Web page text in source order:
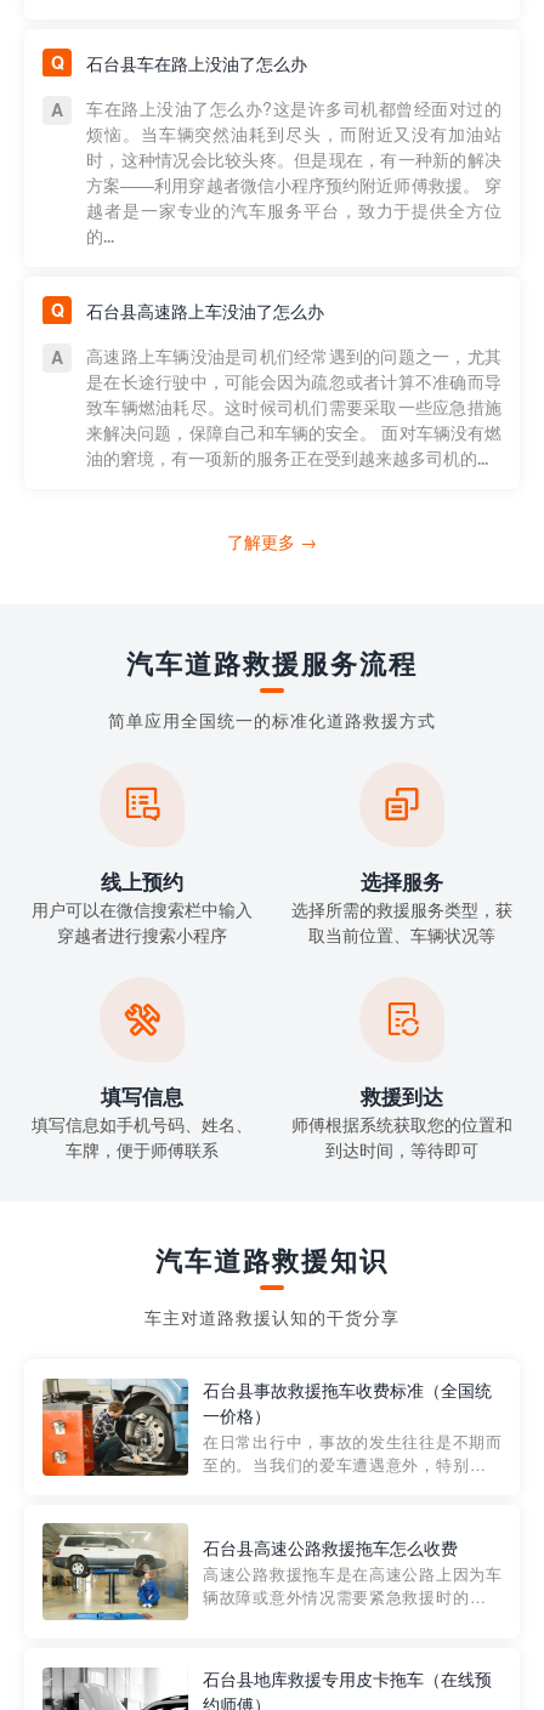
石台县车在路上没油了怎么办
车在路上没油了怎么办?这是许多司机都曾经面对过的
烦恼。当车辆突然油耗到尽头，而附近又没有加油站
时，这种情况会比较头疼。但是现在，有一种新的解决
方案——利用穿越者微信小程序预约附近师傅救援。 穿
越者是一家专业的汽车服务平台，致力于提供全方位
的...
石台县高速路上车没油了怎么办
高速路上车辆没油是司机们经常遇到的问题之一，尤其
是在长途行驶中，可能会因为疏忽或者计算不准确而导
致车辆燃油耗尽。这时候司机们需要采取一些应急措施
来解决问题，保障自己和车辆的安全。 面对车辆没有燃
油的窘境，有一项新的服务正在受到越来越多司机的...
了解更多 →
汽车道路救援服务流程
简单应用全国统一的标准化道路救援方式

线上预约
用户可以在微信搜索栏中输入
穿越者进行搜索小程序

选择服务
选择所需的救援服务类型，获
取当前位置、车辆状况等

填写信息
填写信息如手机号码、姓名、
车牌，便于师傅联系

救援到达
师傅根据系统获取您的位置和
到达时间，等待即可
汽车道路救援知识
车主对道路救援认知的干货分享
石台县事故救援拖车收费标准（全国统
一价格）
在日常出行中，事故的发生往往是不期而
至的。当我们的爱车遭遇意外，特别是在
细解析一下市区事故救援拖车的收费标
准，以及在选用拖车服务时应注...
石台县高速公路救援拖车怎么收费
高速公路救援拖车是在高速公路上因为车
辆故障或意外情况需要紧急救援时的必备
路救援拖车的收费标准是由当地交通管理
石台县地库救援专用皮卡拖车（在线预
约师傅）